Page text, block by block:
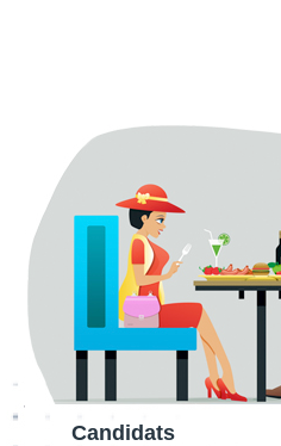
Candidats